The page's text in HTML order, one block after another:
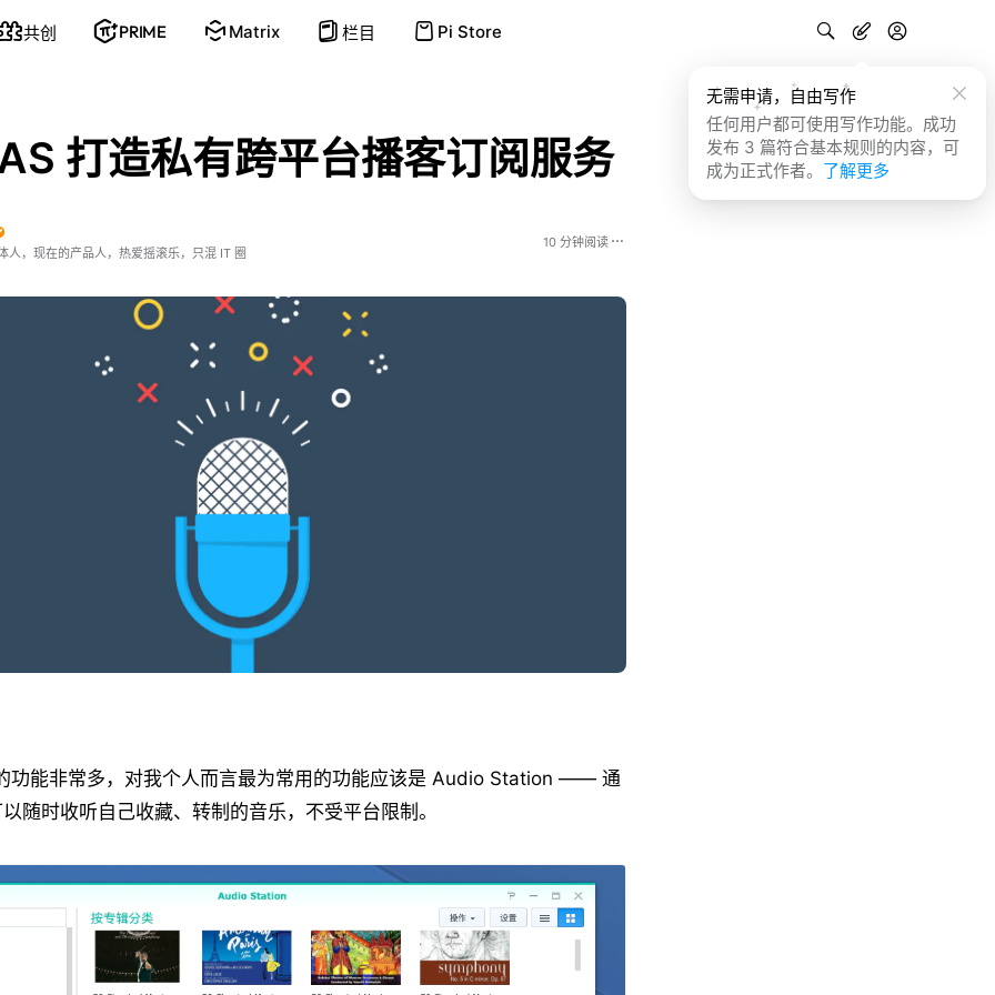
共创 PRIME Matrix 栏目 Pi Store
无需申请，自由写作
任何用户都可使用写作功能。成功
发布 3 篇符合基本规则的内容，可
成为正式作者。 了解更多
打造私有跨平台播客订阅服务
人，现在的产品人，热爱摇滚乐，只混 IT 圈
10 分钟阅读
功能非常多，对我个人而言最为常用的功能应该是 Audio Station —— 通
随时收听自己收藏、转制的音乐，不受平台限制。